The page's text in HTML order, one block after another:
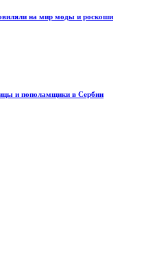
на мир моды и роскоши
и пополамщики в Сербии